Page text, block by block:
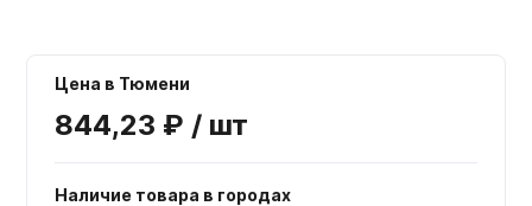
Цена в Тюмени
844,23 ₽ / шт
Наличие товара в городах